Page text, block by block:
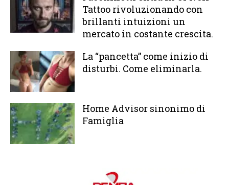
Tattoo rivoluzionando con
brillanti intuizioni un
mercato in costante crescita.
La “pancetta” come inizio di
disturbi. Come eliminarla.
Home Advisor sinonimo di
Famiglia